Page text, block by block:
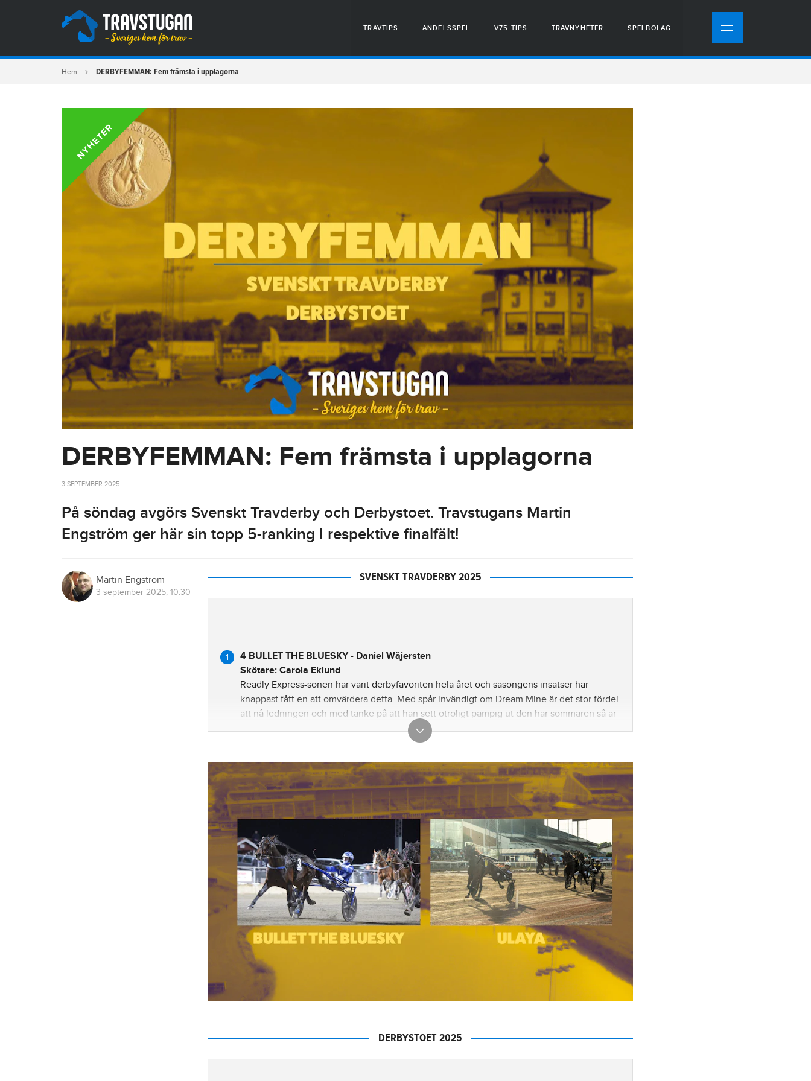
TRAVTIPS ANDELSSPEL V75 TIPS TRAVNYHETER SPELBOLAG
Hem DERBYFEMMAN: Fem främsta i upplagorna
NYHETER
DERBYFEMMAN: Fem främsta i upplagorna
3 SEPTEMBER 2025
På söndag avgörs Svenskt Travderby och Derbystoet. Travstugans Martin
Engström ger här sin topp 5-ranking I respektive finalfält!
Martin Engström
3 september 2025, 10:30
SVENSKT TRAVDERBY 2025
4 BULLET THE BLUESKY - Daniel Wäjersten
Skötare: Carola Eklund
Readly Express-sonen har varit derbyfavoriten hela året och säsongens insatser har
knappast fått en att omvärdera detta. Med spår invändigt om Dream Mine är det stor fördel
att nå ledningen och med tanke på att han sett otroligt pampig ut den här sommaren så är
det ingen tvekan om att han är favoriten i startfältet!
Tränare: Daniel Redén - skötare: Lina Pergenius
Jag ska säga att jag länge funderade över att hålla La Yuca överst på rankingen. Hon har
imponerat väldeliga på mig den här sommaren och utvecklingen har gått spikrakt uppåt.
Visade med besked i uttagningen att hon minsann duger i sammanhanget och framförallt
besitter hon en hårdhet som över sista varvet kommer bita extremt bra!
5 DREAM MINE - Mats E Djuse
Tränare: Jörgen Westholm - skötare: Victor Sundgren
Den vanligtvis försiktige och lågmälde Mats E Djuse såg ut att spritta i hela kroppen av iver
när han lunkade med Dream Mine mot vinnarcirkeln efter uttagningsloppet.
Intrycket kunde inte varit finare och hingsten har gjort tre extremt bra topplopp inför det
här stora målet.
10 IZOD ZET - Daniel Redén
Skötare: Lina Pergenius
Kul att Daniel Redén själv väljer att köra och det ska sägas att han är väldigt underskattad i
andraplats senast så gick det inte begära mer. Jag tror dessutom det fanns en del sparat
spurta hem segern med lite flax.
9 PHANTOM EXPRESS - Ulf Ohlsson
DERBYSTOET 2025